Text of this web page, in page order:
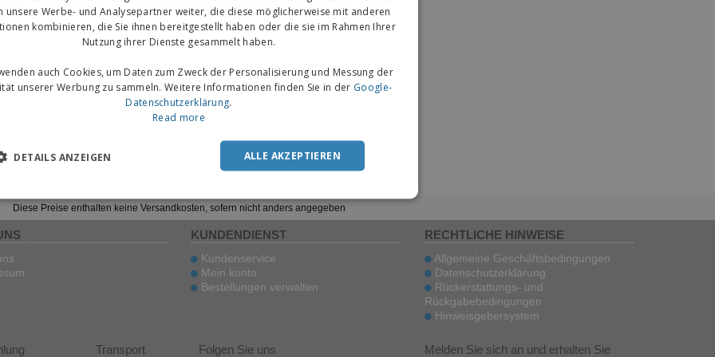
Diese Preise enthalten keine Versandkosten, sofern nicht anders angegeben
KUNDENDIENST
Kundenservice
Mein konto
Bestellungen verwalten
RECHTLICHE HINWEISE
Allgemeine Geschäftsbedingungen
Datenschutzerklärung
Rückerstattungs- und
Rückgabebedingungen
Hinweisgebersystem
Transport Folgen Sie uns Melden Sie sich an und erhalten Sie
unsere Werbe- und Analysepartner weiter, die diese möglicherweise mit anderen
kombinieren, die Sie ihnen bereitgestellt haben oder die sie im Rahmen Ihrer
Nutzung ihrer Dienste gesammelt haben.
auch Cookies, um Daten zum Zweck der Personalisierung und Messung der
unserer Werbung zu sammeln. Weitere Informationen finden Sie in der Google-
Datenschutzerklärung.
Read more
ALLE AKZEPTIEREN
DETAILS ANZEIGEN